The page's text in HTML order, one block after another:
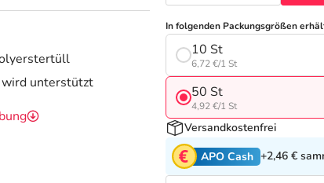
unterstützt
In folgenden Packungsgrößen
10 St
6,72 €/1 St
50 St
4,92 €/1 St
Versandkostenfrei
APO Cash +2,46 €